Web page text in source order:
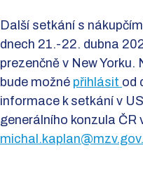
Další setkání s
dnech 21.-22. dubna
prezenčně v New Yorku.
bude možné přihlásit od
informace k setkání v
generálního konzula ČR